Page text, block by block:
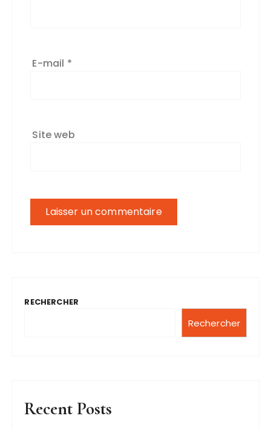
E-mail *
Site web
RECHERCHER
Rechercher
Recent Posts